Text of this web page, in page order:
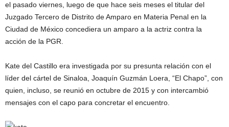
el pasado viernes, luego de que hace seis meses el titular del
Juzgado Tercero de Distrito de Amparo en Materia Penal en la
Ciudad de México concediera un amparo a la actriz contra la
acción de la PGR.
Kate del Castillo era investigada por su presunta relación con el
líder del cártel de Sinaloa, Joaquín Guzmán Loera, “El Chapo”, con
quien, incluso, se reunió en octubre de 2015 y con intercambió
mensajes con el capo para concretar el encuentro.